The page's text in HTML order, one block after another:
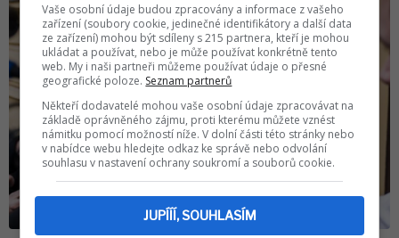
Vaše osobní údaje budou zpracovány a informace z vašeho
zařízení (soubory cookie, jedinečné identifikátory a další data
ze zařízení) mohou být sdíleny s 215 partnera, kteří je mohou
ukládat a používat, nebo je může používat konkrétně tento
web. My i naši partneři můžeme používat údaje o přesné
geografické poloze. Seznam partnerů
Někteří dodavatelé mohou vaše osobní údaje zpracovávat na
základě oprávněného zájmu, proti kterému můžete vznést
námitku pomocí možností níže. V dolní části této stránky nebo
v nabídce webu hledejte odkaz ke správě nebo odvolání
souhlasu v nastavení ochrany soukromí a souborů cookie.
JUPÍÍÍ, SOUHLASÍM